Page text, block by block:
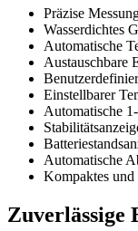
Präzise
Wasserdichtes
Automatische
Austauschbare
Einstellbarer
Automatische
Automatische
Kompaktes und
Zuverlässige